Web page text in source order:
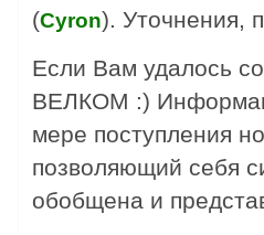
(Cyron). Уточнения,
Если Вам удалось
ВЕЛКОМ :)
мере поступления
позволяющий себя
обобщена и